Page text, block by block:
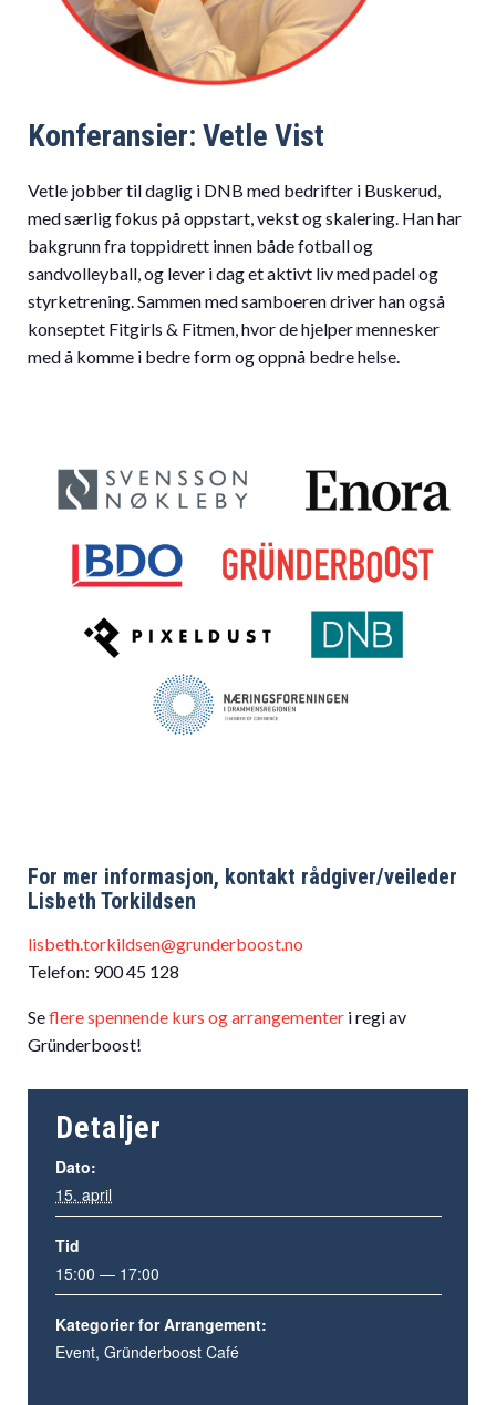
Konferansier: Vetle Vist
Vetle jobber til daglig i DNB med bedrifter i Buskerud,
med særlig fokus på oppstart, vekst og skalering. Han har
bakgrunn fra toppidrett innen både fotball og
sandvolleyball, og lever i dag et aktivt liv med padel og
styrketrening. Sammen med samboeren driver han også
konseptet Fitgirls & Fitmen, hvor de hjelper mennesker
med å komme i bedre form og oppnå bedre helse.
For mer informasjon, kontakt rådgiver/veileder
Lisbeth Torkildsen
lisbeth.torkildsen@grunderboost.no
Telefon: 900 45 128
Seflere spennende kurs og arrangementer i regi av
Gründerboost!
Detaljer
Dato:
15. april
Tid
15:00 — 17:00
Kategorier for Arrangement:
Event, Gründerboost Café